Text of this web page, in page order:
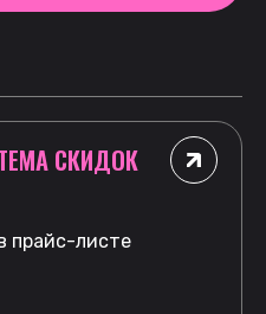
СКИДОК
прайс-листе